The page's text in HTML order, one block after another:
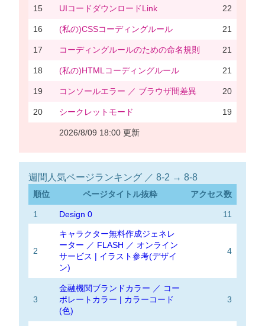
15 UIコードダウンロードLink 22
16 (私の)CSSコーディングルール 21
17 コーディングルールのための命名規則 21
18 (私の)HTMLコーディングルール 21
19 コンソールエラー ／ ブラウザ間差異 20
20 シークレットモード 19
2026/8/09 18:00 更新
週間人気ページランキング ／ 8-2 → 8-8
順位 ページタイトル抜粋 アクセス数
1 Design 0 11
2
キャラクター無料作成ジェネレ
ーター ／ FLASH ／ オンライン
サービス | イラスト参考(デザイ
ン)
4
3
金融機関ブランドカラー ／ コー
ポレートカラー | カラーコード
(色)
3